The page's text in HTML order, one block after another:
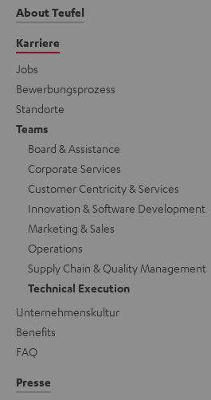
About Teufel
Karriere
Jobs
Bewerbungsprozess
Standorte
Teams
Board & Assistance
Corporate Services
Customer Centricity & Services
Innovation & Software Development
Marketing & Sales
Operations
Supply Chain & Quality Management
Technical Execution
Unternehmenskultur
Benefits
FAQ
Presse